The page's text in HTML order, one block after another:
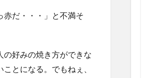
赤だ・・・」と不満そ
の好みの焼き方ができな
とになる。でもねぇ、